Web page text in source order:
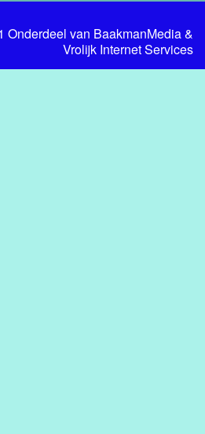
Onderdeel van BaakmanMedia&
Vrolijk Internet Services